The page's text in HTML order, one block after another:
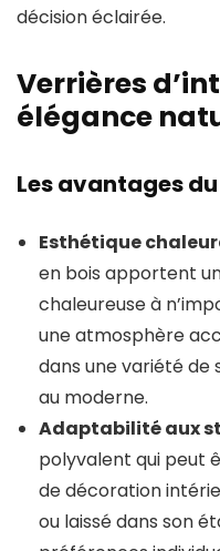
décision éclairée.
Verrières
élégance
Les avantages
Esthétique
en bois apportent
chaleureuse à
une atmosphère
dans une variété de
au moderne.
Adaptabilité aux
polyvalent qui peut
de décoration
ou laissé dans son